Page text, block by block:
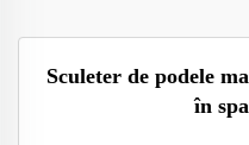
Sculeter de podele
în